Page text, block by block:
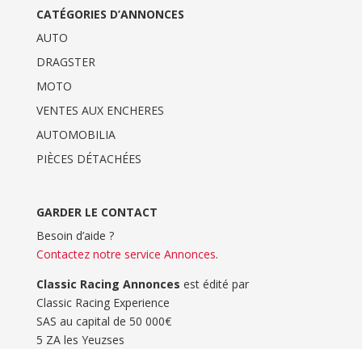
CATÉGORIES D’ANNONCES
AUTO
DRAGSTER
MOTO
VENTES AUX ENCHERES
AUTOMOBILIA
PIÈCES DÉTACHÉES
GARDER LE CONTACT
Besoin d’aide ?
Contactez notre service Annonces.
Classic Racing Annonces est édité par
Classic Racing Experience
SAS au capital de 50 000€
5 ZA les Yeuzses